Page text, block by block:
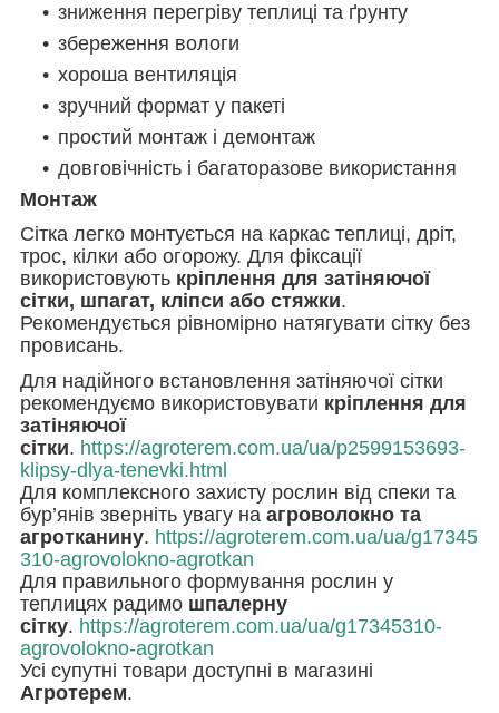
зниження перегріву теплиці та ґрунту
збереження вологи
хороша вентиляція
зручний формат у пакеті
простий монтаж і демонтаж
довговічність і багаторазове використання
Монтаж
Сітка легко монтується на каркас теплиці, дріт,
трос, кілки або огорожу. Для фіксації
використовують кріплення для затіняючої
сітки, шпагат, кліпси або стяжки.
Рекомендується рівномірно натягувати сітку без
провисань.
Для надійного встановлення затіняючої сітки
рекомендуємо використовувати кріплення для
затіняючої
сітки. https://agroterem.com.ua/ua/p2599153693-
klipsy-dlya-tenevki.html
Для комплексного захисту рослин від спеки та
бур’янів зверніть увагу на агроволокно та
агротканину. https://agroterem.com.ua/ua/g17345
310-agrovolokno-agrotkan
Для правильного формування рослин у
теплицях радимо шпалерну
сітку. https://agroterem.com.ua/ua/g17345310-
agrovolokno-agrotkan
Усі супутні товари доступні в магазині
Агротерем.